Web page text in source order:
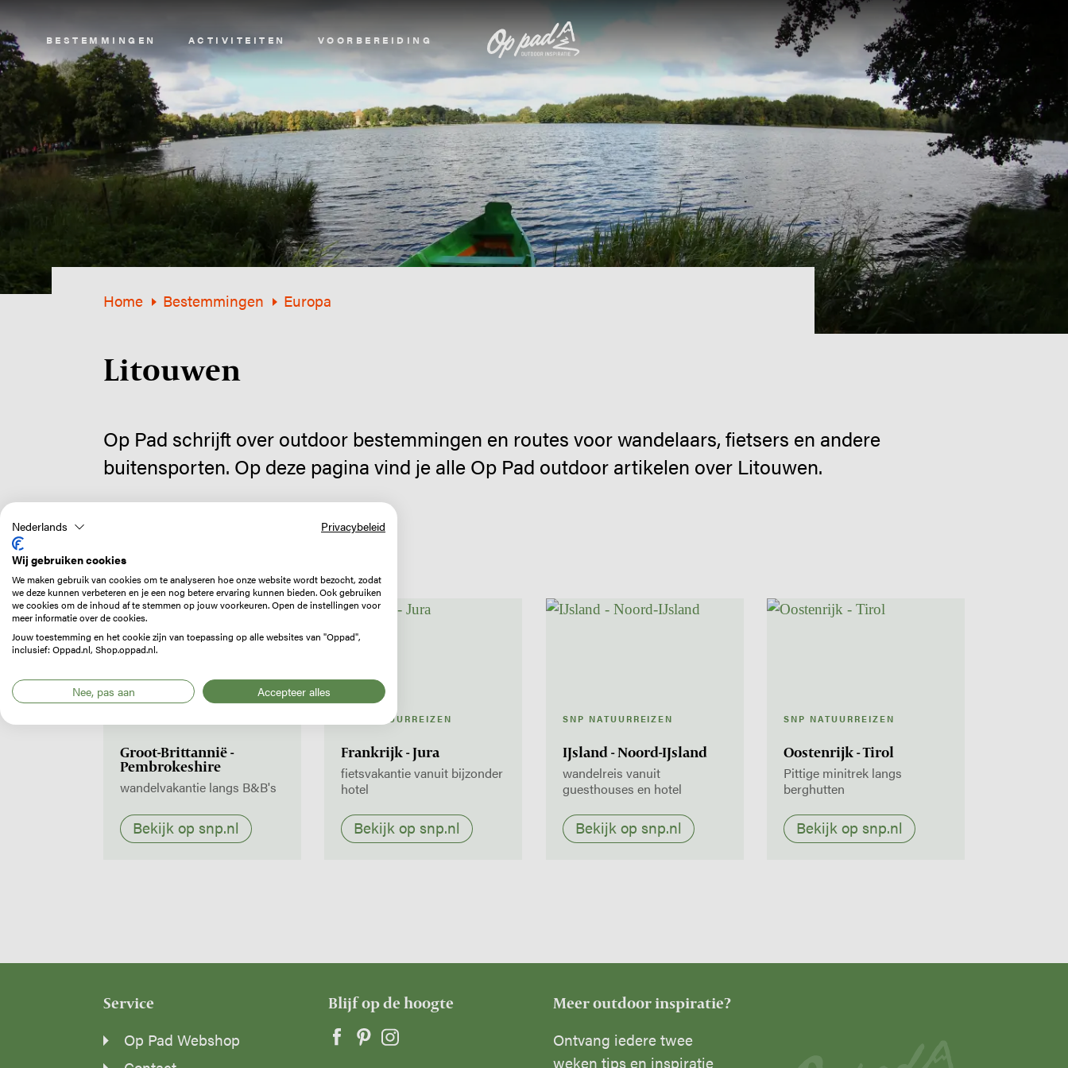
BESTEMMINGEN ACTIVITEITEN VOORBEREIDING
Image
Home Bestemmingen Europa
Litouwen
Op Pad schrijft over outdoor bestemmingen en routes voor wandelaars, fietsers en andere
buitensporten. Op deze pagina vind je alle Op Pad outdoor artikelen over Litouwen.
Geselecteerd door Op Pad
Groot-Brittannië -
Pembrokeshire
wandelvakantie langs B&B's
Bekijk op snp.nl
SNP NATUURREIZEN
Frankrijk - Jura
fietsvakantie vanuit bijzonder
hotel
Bekijk op snp.nl
SNP NATUURREIZEN
IJsland - Noord-IJsland
wandelreis vanuit
guesthouses en hotel
Bekijk op snp.nl
SNP NATUURREIZEN
Oostenrijk - Tirol
Pittige minitrek langs
berghutten
Bekijk op snp.nl
Service
Op Pad Webshop
Blijf op de hoogte
Meer outdoor inspiratie?
Ontvang iedere twee
weken tips en inspiratie
Nederlands Privacybeleid
Wij gebruiken cookies
We maken gebruik van cookies om te analyseren hoe onze website wordt bezocht, zodat
we deze kunnen verbeteren en je een nog betere ervaring kunnen bieden. Ook gebruiken
we cookies om de inhoud af te stemmen op jouw voorkeuren. Open de instellingen voor
meer informatie over de cookies.
Jouw toestemming en het cookie zijn van toepassing op alle websites van "Oppad",
inclusief: Oppad.nl, Shop.oppad.nl.
Nee, pas aan Accepteer alles